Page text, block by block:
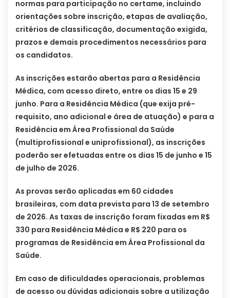
normas para participação no certame, incluindo
orientações sobre inscrição, etapas de avaliação,
critérios de classificação, documentação exigida,
prazos e demais procedimentos necessários para
os candidatos.
As inscrições estarão abertas para a Residência
Médica, com acesso direto, entre os dias 15 e 29
junho. Para a Residência Médica (que exija pré-
requisito, ano adicional e área de atuação) e para a
Residência em Área Profissional da Saúde
(multiprofissional e uniprofissional), as inscrições
poderão ser efetuadas entre os dias 15 de junho e 15
de julho de 2026.
As provas serão aplicadas em 60 cidades
brasileiras, com data prevista para 13 de setembro
de 2026. As taxas de inscrição foram fixadas em R$
330 para Residência Médica e R$ 220 para os
programas de Residência em Área Profissional da
Saúde.
Em caso de dificuldades operacionais, problemas
de acesso ou dúvidas adicionais sobre a utilização